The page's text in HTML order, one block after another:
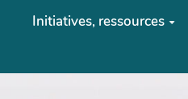
Initiatives, ressources